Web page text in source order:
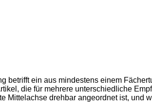
betrifft ein aus mindestens einem
die für mehrere unterschiedliche
Mittelachse drehbar angeordnet ist, und